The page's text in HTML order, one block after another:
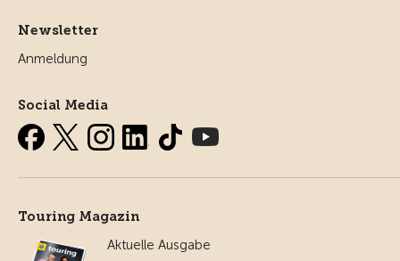
Newsletter
Anmeldung
Social Media
Touring Magazin
Aktuelle Ausgabe